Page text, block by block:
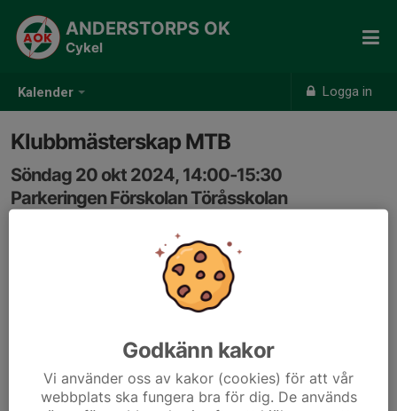
Kalender Logga in
ANDERSTORPS OK
Cykel
Klubbmästerskap MTB
Söndag 20 okt 2024, 14:00-15:30
Parkeringen Förskolan Töråsskolan
Godkänn kakor
Vi använder oss av kakor (cookies) för att vår
webbplats ska fungera bra för dig. De används